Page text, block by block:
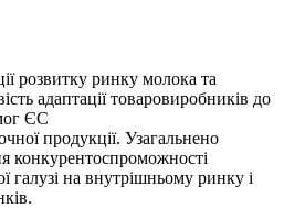
розвитку ринку молока та
адаптації товаровиробників до
ЄС
продукції. Узагальнено
конкурентоспроможності
галузі на внутрішньому ринку і